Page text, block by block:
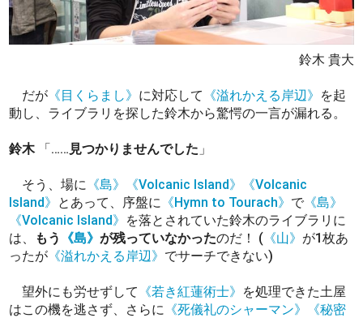
鈴木 貴大
だが 《目くらまし》 に対応して 《溢れかえる岸辺》 を起
動し、ライブラリを探した鈴木から驚愕の一言が漏れる。
鈴木 「…… 見つかりませんでした 」
そう、場に 《島》 《Volcanic Island》
《Volcanic
Island》 とあって、序盤に 《Hymn to Tourach》 で 《島》
《Volcanic Island》 を落とされていた鈴木のライブラリに
は、
もう 《島》が残っていなかったのだ！ ( 《山》 が1枚あ
ったが 《溢れかえる岸辺》 でサーチできない)
望外にも労せずして 《若き紅蓮術士》 を処理できた土屋
はこの機を逃さず、さらに 《死儀礼のシャーマン》
《秘密